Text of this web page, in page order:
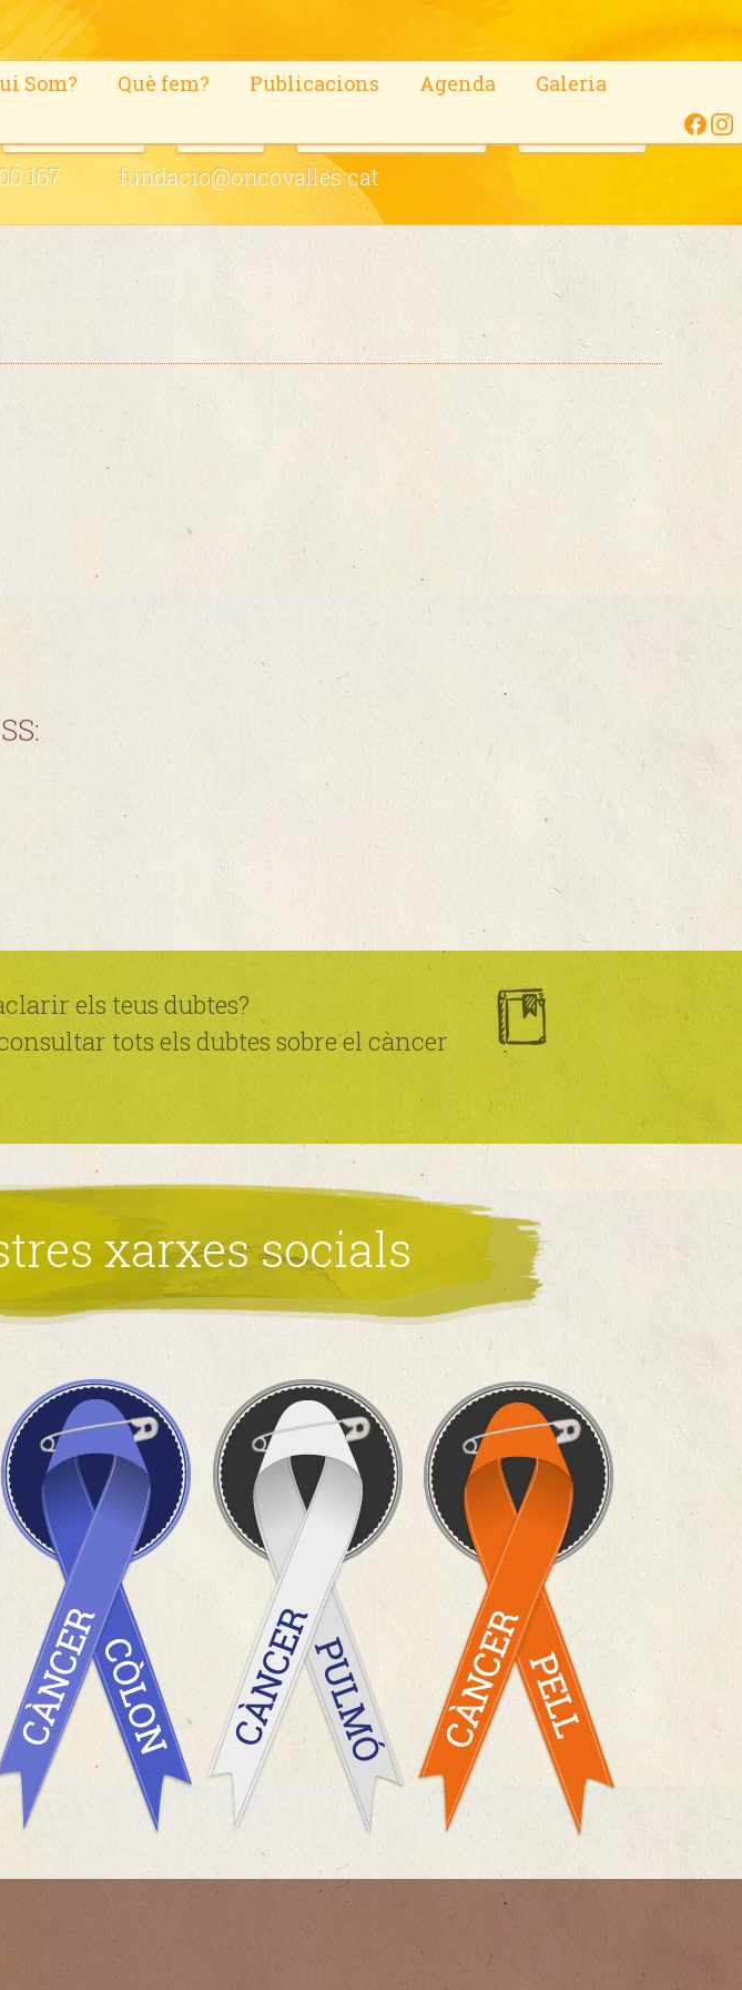
167 fundacio@oncovalles.cat
Som? Què fem? Publicacions Agenda Galeria
els teus dubtes?
tots els dubtes sobre el càncer
xarxes socials